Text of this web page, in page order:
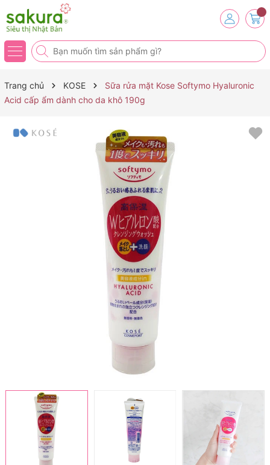
Trang chủ KOSE
Sữa rửa mặt Kose Softymo Hyaluronic
Acid cấp ẩm dành cho da khô 190g